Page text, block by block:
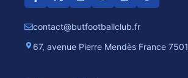
contact@butfootballclub.fr
67, avenue Pierre Mendès France